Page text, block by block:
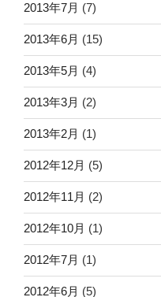
2013年7月 (7)
2013年6月 (15)
2013年5月 (4)
2013年3月 (2)
2013年2月 (1)
2012年12月 (5)
2012年11月 (2)
2012年10月 (1)
2012年7月 (1)
2012年6月 (5)